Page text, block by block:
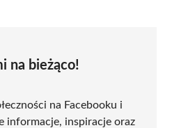
na bieżąco!
na Facebooku i
informacje, inspiracje oraz